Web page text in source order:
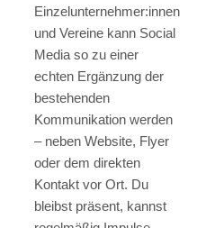
Einzelunternehmer:innen
und Vereine kann Social
Media so zu einer
echten Ergänzung der
bestehenden
Kommunikation werden
– neben Website, Flyer
oder dem direkten
Kontakt vor Ort. Du
bleibst präsent, kannst